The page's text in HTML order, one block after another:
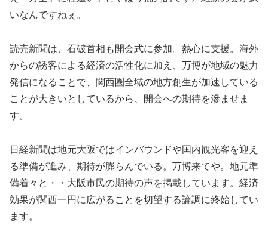
いなんですねぇ。
読売新聞は、石破首相も開会式に参加。熱心に支援。海外
からの誘客による経済の活性化に加え、万博が地域の魅力
発信になることで、関西圏全域の地方創生が加速している
ことが大きいとしているから、開会への期待を滲ませま
す。
日経新聞は地元大阪ではインバウンドや国内観光客を迎え
る準備が進み、期待が膨らんでいる。万博来てや。地元準
備着々と・・大阪市民の期待の声を掲載しています。経済
効果が関西一円に広がることを切望する論調に終始してい
ます。